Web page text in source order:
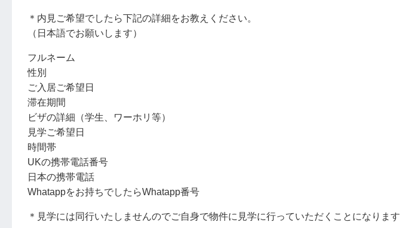
＊内見ご希望でしたら下記の詳細をお教えください。
（日本語でお願いします）
フルネーム
性別
ご入居ご希望日
滞在期間
ビザの詳細（学生、ワーホリ等）
見学ご希望日
時間帯
UKの携帯電話番号
日本の携帯電話
Whatappをお持ちでしたらWhatapp番号
＊見学には同行いたしませんのでご自身で物件に見学に行っていただくことになります